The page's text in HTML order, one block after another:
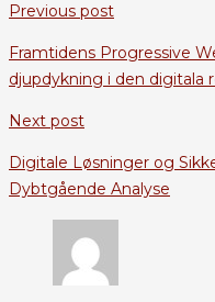
Previous post
Framtidens Progressive
djupdykning i den digitala
Next post
Digitale Løsninger og
Dybtgående Analyse